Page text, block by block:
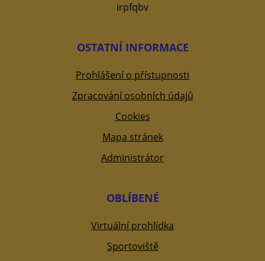
irpfqbv
OSTATNÍ INFORMACE
Prohlášení o přístupnosti
Zpracování osobních údajů
Cookies
Mapa stránek
Administrátor
OBLÍBENÉ
Virtuální prohlídka
Sportoviště